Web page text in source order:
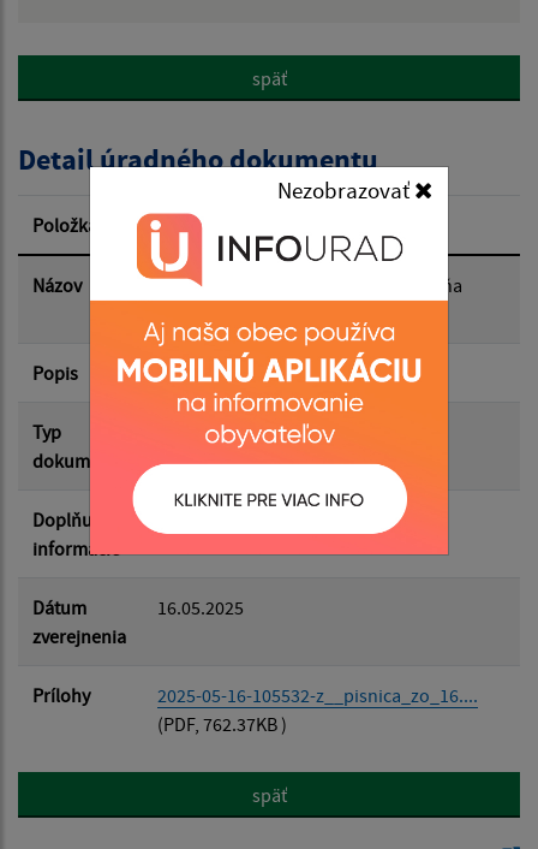
Nezobrazovať
Popis:
Dátum zverejnenia od:
Dátum zverejnenia do:
Filtrovať Reset
späť
Detail úradného dokumentu
Položka Informácia
Názov
Zápisnica z 16. zasadnutia OZ - zo dňa
Popis
Typ
dokumentu
Zasadnutia OZ
Doplňujúce
informácie
Dátum
zverejnenia
16.05.2025
Prílohy
2025-05-16-105532-z__pisnica_zo_16....
(PDF, 762.37KB )
späť